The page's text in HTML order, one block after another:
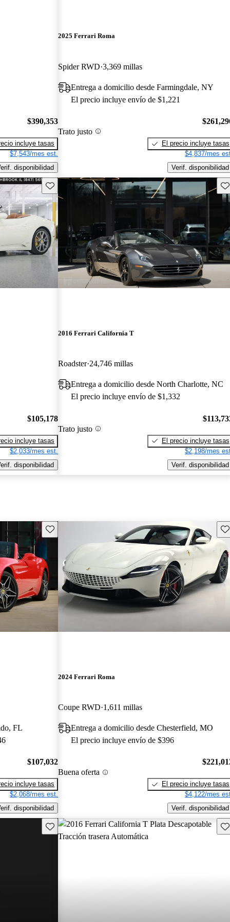
$390,353
incluye tasas
$7,543/mes est.
disponibilidad
2025 Ferrari Roma
Spider RWD 3,369 millas
Entrega a domicilio desde Farmingdale, NY
El precio incluye envío de $1,221
Trato justo
El precio incluye tasas
$4,837/mes
Verif. disponibilidad
Guarda este Aviso
$105,178
incluye tasas
$2,033/mes est.
disponibilidad
2016 Ferrari California T
Roadster 24,746 millas
Entrega a domicilio desde North Charlotte, NC
El precio incluye envío de $1,332
Trato justo
El precio incluye tasas
$2,198/mes
Verif. disponibilidad
Guarda este Aviso
FL
$107,032
incluye tasas
$2,068/mes est.
disponibilidad
2024 Ferrari Roma
Coupe RWD 1,611 millas
Entrega a domicilio desde Chesterfield, MO
El precio incluye envío de $396
Buena oferta
El precio incluye tasas
$4,122/mes
Verif. disponibilidad
Guarda este Aviso